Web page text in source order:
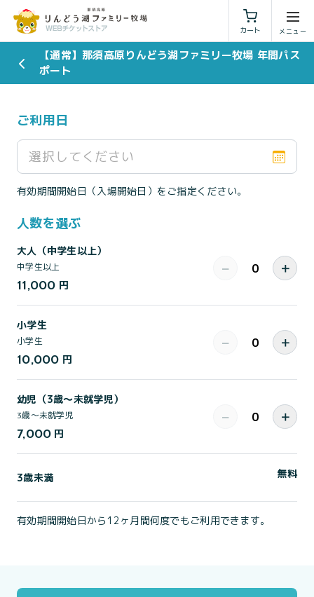
カート
利用規約 特定商取引法に基づく表示
【通常】那須高原りんどう湖ファミリー牧場 年間パス
ポート
ご利用日
選択してください
有効期間開始日（入場開始日）をご指定ください。
人数を選ぶ
大人（中学生以上）
中学生以上
11,000 円
− ＋
小学生
小学生
10,000 円
− ＋
幼児（3歳～未就学児）
3歳～未就学児
7,000 円
− ＋
3歳未満 無料
有効期間開始日から12ヶ月間何度でもご利用できます。